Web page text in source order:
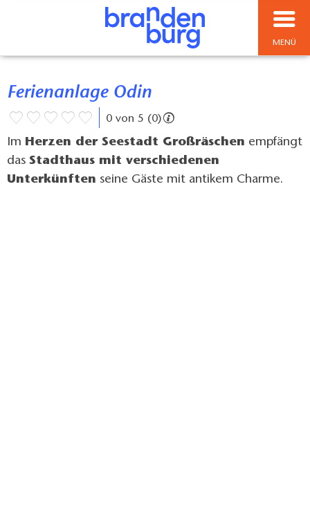
MENÜ
Ferienanlage Odin
0 von 5 (0)
Im Herzen der Seestadt Großräschen empfängt
das Stadthaus mit verschiedenen
Unterkünften seine Gäste mit antikem Charme.